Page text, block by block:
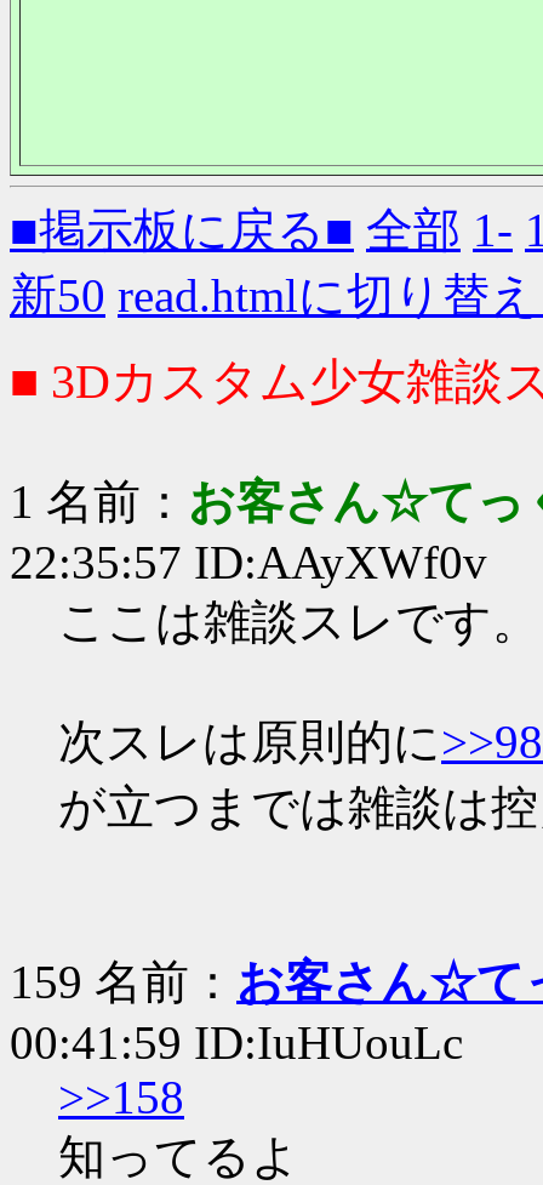
■掲示板に戻る■ 全部 1-
新50 read.htmlに切り替
■ 3Dカスタム少女雑談
1 名前： お客さん☆てっ
22:35:57 ID:AAyXWf0v
ここは雑談スレです。
次スレは原則的に
が立つまでは雑談は
159 名前： お客さん☆て
00:41:59 ID:IuHUouLc
>>158
知ってるよ